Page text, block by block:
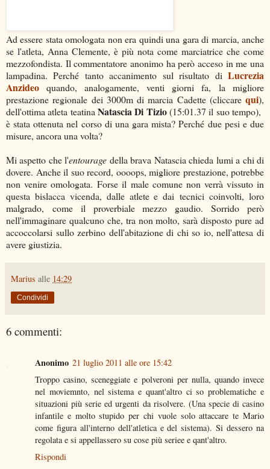
Ad essere stata omologata non era quindi una gara di marcia, anche
se l'atleta, Anna Clemente, è più nota come marciatrice che come
mezzofondista. Il commentatore anonimo ha però acceso in me una
lampadina. Perché tanto accanimento sul risultato di Lucrezia
Anzideo quando, analogamente, venti giorni fa, la migliore
prestazione regionale dei 3000m di marcia Cadette (cliccare qui),
dell'ottima atleta teatina Natascia Di Tizio(15:01.37 il suo tempo),
è stata ottenuta nel corso di una gara mista? Perché due pesi e due
misure, ancora una volta?
Mi aspetto che l'entourage della brava Natascia chieda lumi a chi di
dovere. Anche il suo record, oooops, migliore prestazione, potrebbe
non venire omologata. Forse il male comune non verrà vissuto in
questa bislacca vicenda, dalle atlete e dai tecnici coinvolti, loro
malgrado, come il proverbiale mezzo gaudio. Sorrido però
nell'immaginare qualcuno che, tra non molto, sarà disposto pure ad
accoccolarsi sullo zerbino dell'abitazione di chi so io, nell'attesa di
avere giustizia.
Marius alle 14:29
Condividi
6 commenti:
Anonimo 21 luglio 2011 alle ore 15:42
Troppo casino, sceneggiate e polveroni per nulla, quando invece
nel moviemnto, nel sistema e quant'altro ci so problematiche e
situazioni più serie ed urgenti da risolvere. (Una specie di casino
infantile e molto stupido per chi vuole solo attaccare te Mario
come figura all'interno dell'atletica e del sistema). Si dessero na
regolata e si appellassero su cose più seriee e qant'altro.
Rispondi